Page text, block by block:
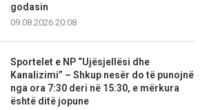
godasin
09.08.2026 20:08
Sportelet e NP “Ujësjellësi dhe
Kanalizimi” – Shkup nesër do të punojnë
nga ora 7:30 deri në 15:30, e mërkura
është ditë jopune